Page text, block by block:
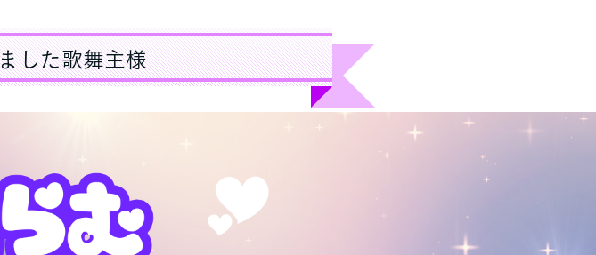
した歌舞主様